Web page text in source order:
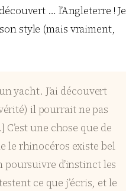
… l’Angleterre ! Je
style (mais vraiment,
yacht. J’ai découvert
il pourrait ne pas
une chose que de
le rhinocéros existe bel
poursuivre d’instinct les
ce que j’écris, et le